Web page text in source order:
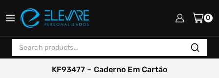
to
0
Search
for:
Search
KF93477 – Caderno Em Cartão